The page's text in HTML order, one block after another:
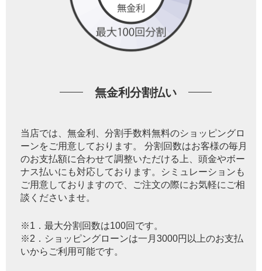
無金利分割払い
当店では、無金利、分割手数料無料のショッピングロ
ーンをご用意しております。 分割回数はお客様の毎月
のお支払額に合わせて調整いただける上、頭金やボー
ナス払いにも対応しております。シミュレーションも
ご用意しておりますので、ご注文の際にお気軽にご相
談くださいませ。
※1．最大分割回数は100回です。
※2．ショッピングローンは一月3000円以上のお支払
いからご利用可能です。